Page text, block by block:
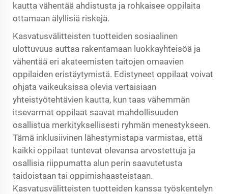
kautta vähentää ahdistusta ja rohkaisee oppilaita
ottamaan älyllisiä riskejä.
Kasvatusvälitteisten tuotteiden sosiaalinen
ulottuvuus auttaa rakentamaan luokkayhteisöä ja
vähentää eri akateemisten taitojen omaavien
oppilaiden eristäytymistä. Edistyneet oppilaat voivat
ohjata vaikeuksissa olevia vertaisiaan
yhteistyötehtävien kautta, kun taas vähemmän
itsevarmat oppilaat saavat mahdollisuuden
osallistua merkityksellisesti ryhmän menestykseen.
Tämä inklusiivinen lähestymistapa varmistaa, että
kaikki oppilaat tuntevat olevansa arvostettuja ja
osallisia riippumatta alun perin saavutetusta
taidoistaan tai oppimishaasteistaan.
Kasvatusvälitteisten tuotteiden kanssa työskentelyn